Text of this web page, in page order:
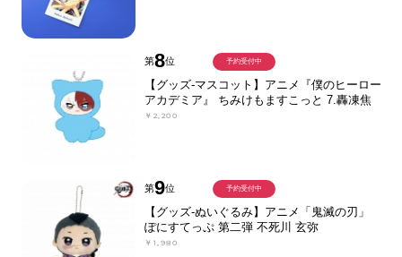
第8位
【グッズ-マスコット】アニメ『僕のヒーロー
アカデミア』 ちみけもますこっと 7.轟凍焦
￥2,200
予約受付中
第9位
【グッズ-ぬいぐるみ】アニメ「鬼滅の刃」
ぽにすてっぷ 第二弾 不死川 玄弥
￥1,980
予約受付中